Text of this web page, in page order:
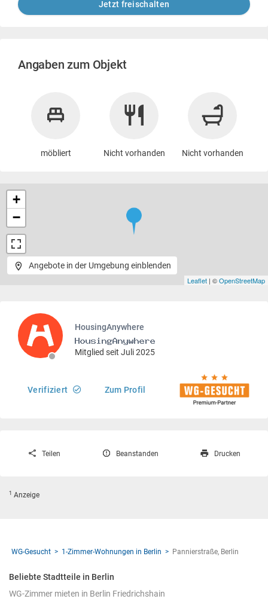
Jetzt freischalten
Angaben zum Objekt
möbliert Nicht vorhanden Nicht vorhanden
+
−
Leaflet | ©OpenStreetMap
Angebote in der Umgebung einblenden
HousingAnywhere
Mitglied seit Juli 2025
Verifiziert Zum Profil
Teilen Beanstanden Drucken
1 Anzeige
WG-Gesucht 1-Zimmer-Wohnungen in Berlin Pannierstraße, Berlin
Beliebte Stadtteile in Berlin
WG-Zimmer mieten in Berlin Friedrichshain